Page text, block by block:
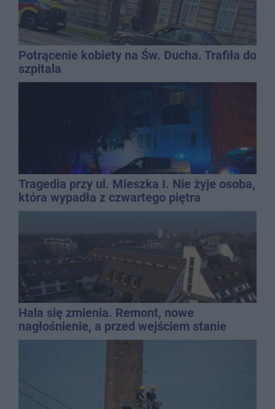
Potrącenie kobiety na Św. Ducha. Trafiła do
szpitala
Tragedia przy ul. Mieszka I. Nie żyje osoba,
która wypadła z czwartego piętra
Hala się zmienia. Remont, nowe
nagłośnienie, a przed wejściem stanie
QEMETICA ARENA